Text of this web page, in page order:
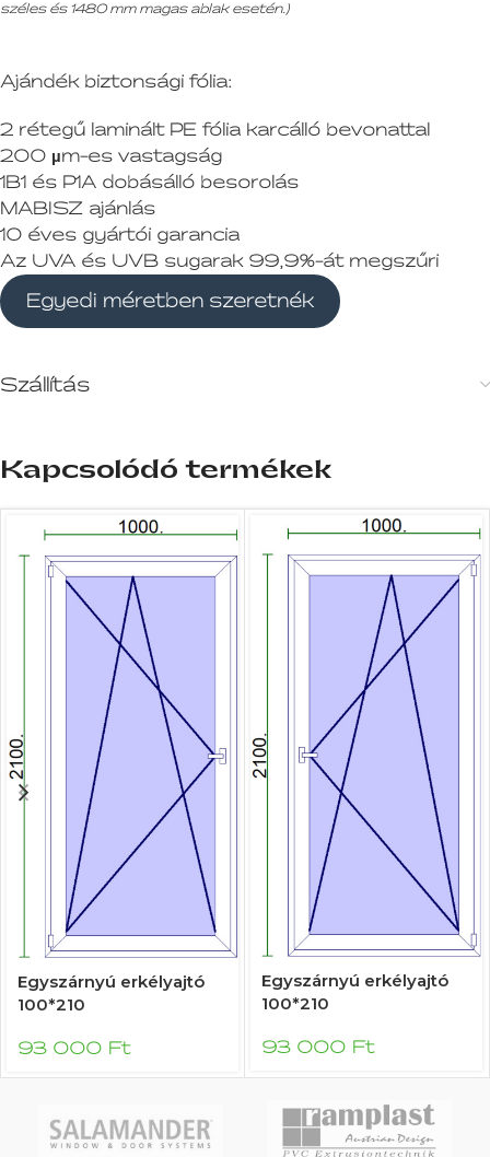
széles és 1480 mm magas ablak esetén.)
Ajándék biztonsági fólia:
2 rétegű laminált PE fólia karcálló bevonattal
200 µm-es vastagság
1B1 és P1A dobásálló besorolás
MABISZ ajánlás
10 éves gyártói garancia
Az UVA és UVB sugarak 99,9%-át megszűri
Egyedi méretben szeretnék
Szállítás
Kapcsolódó termékek
Egyszárnyú erkélyajtó
100*210
93 000 Ft
Egyszárnyú erkélyajtó
100*210
93 000 Ft